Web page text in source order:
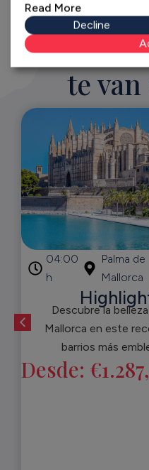
Otras
te
04:00
h
Palma de
Mallorca
Descubre la
Mallorca en este
barrios más
Desde: €
Read More
Decline